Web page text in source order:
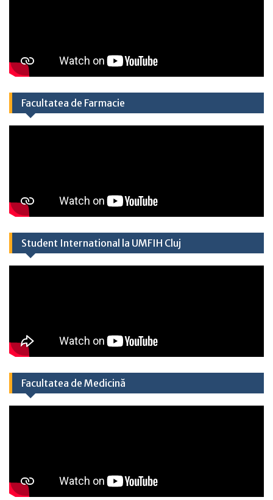
Facultatea de Farmacie
Student International la UMFIH Cluj​
Facultatea de Medicină